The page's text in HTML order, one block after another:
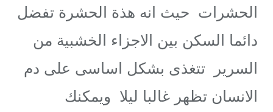
الحشرات حيث انه هذة الحشرة تفضل
دائما السكن بين الاجزاء الخشبية من
السرير تتغذى بشكل اساسى على دم
الانسان تظهر غالبا ليلا ويمكنك